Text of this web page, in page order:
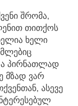
შრომა,
თითქოს
ხელი
პირნათლად
მზად ვარ
ასევე